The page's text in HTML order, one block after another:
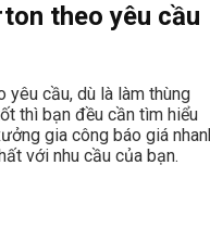
theo yêu cầu
yêu cầu, dù là làm thùng
thì bạn đều cần tìm hiểu
gia công báo giá
với nhu cầu của bạn.